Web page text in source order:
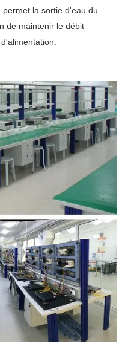
la sortie d'eau du
de maintenir le débit